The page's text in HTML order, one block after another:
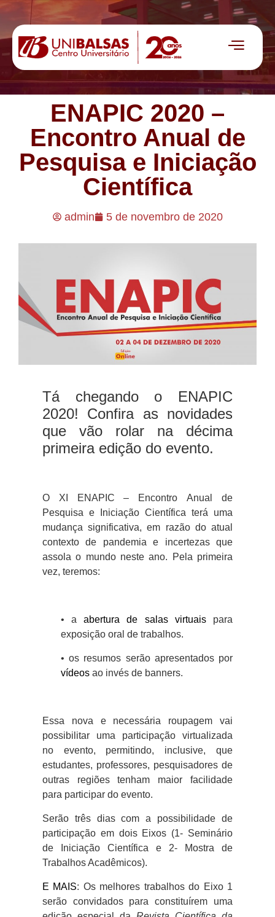
ENAPIC 2020 –
Encontro Anual de
Pesquisa e Iniciação
Científica
admin 5 de novembro de 2020
Tá chegando o ENAPIC
2020! Confira as novidades
que vão rolar na décima
primeira edição do evento.
O XI ENAPIC – Encontro Anual de
Pesquisa e Iniciação Científica terá uma
mudança significativa, em razão do atual
contexto de pandemia e incertezas que
assola o mundo neste ano. Pela primeira
vez, teremos:
• aabertura de salas virtuaispara
exposição oral de trabalhos.
• os resumos serão apresentados por
vídeos ao invés de banners.
Essa nova e necessária roupagem vai
possibilitar uma participação virtualizada
no evento, permitindo, inclusive, que
estudantes, professores, pesquisadores de
outras regiões tenham maior facilidade
para participar do evento.
Serão três dias com a possibilidade de
participação em dois Eixos (1- Seminário
de Iniciação Científica e 2- Mostra de
Trabalhos Acadêmicos).
E MAIS: Os melhores trabalhos do Eixo 1
serão convidados para constituírem uma